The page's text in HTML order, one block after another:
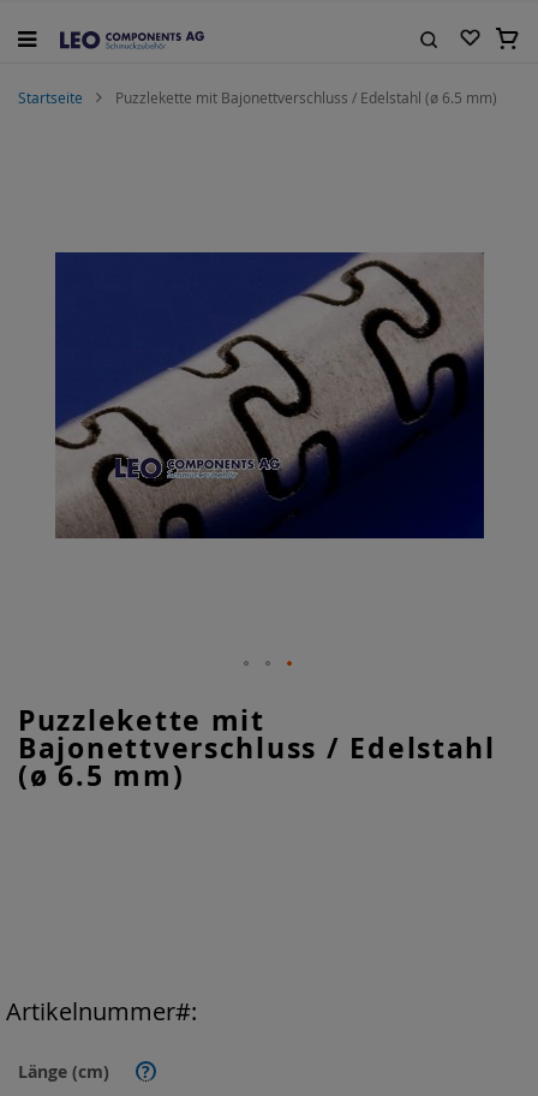
Inhalt
Startseite Puzzlekette mit Bajonettverschluss / Edelstahl (ø 6.5 mm)
Puzzlekette mit
Bajonettverschluss / Edelstahl
(ø 6.5 mm)
Länge (cm) ?
Artikelnummer
springen
Anfang
der
Bildgalerie
springen